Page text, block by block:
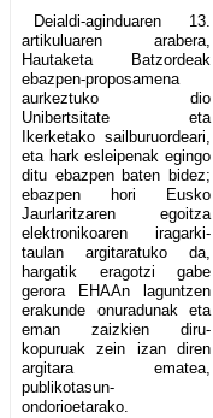
Deialdi-aginduaren 13.
artikuluaren arabera,
Hautaketa Batzordeak
ebazpen-proposamena
aurkeztuko dio
Unibertsitate eta
Ikerketako sailburuordeari,
eta hark esleipenak egingo
ditu ebazpen baten bidez;
ebazpen hori Eusko
Jaurlaritzaren egoitza
elektronikoaren iragarki-
taulan argitaratuko da,
hargatik eragotzi gabe
gerora EHAAn laguntzen
erakunde onuradunak eta
eman zaizkien diru-
kopuruak zein izan diren
argitara ematea,
publikotasun-
ondorioetarako.